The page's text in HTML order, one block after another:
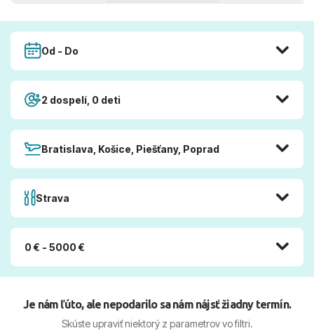
Od - Do
2 dospelí, 0 deti
Bratislava, Košice, Piešťany, Poprad
Strava
0 € - 5000 €
Je nám ľúto, ale nepodarilo sa nám nájsť žiadny termín.
Skúste upraviť niektorý z parametrov vo filtri.